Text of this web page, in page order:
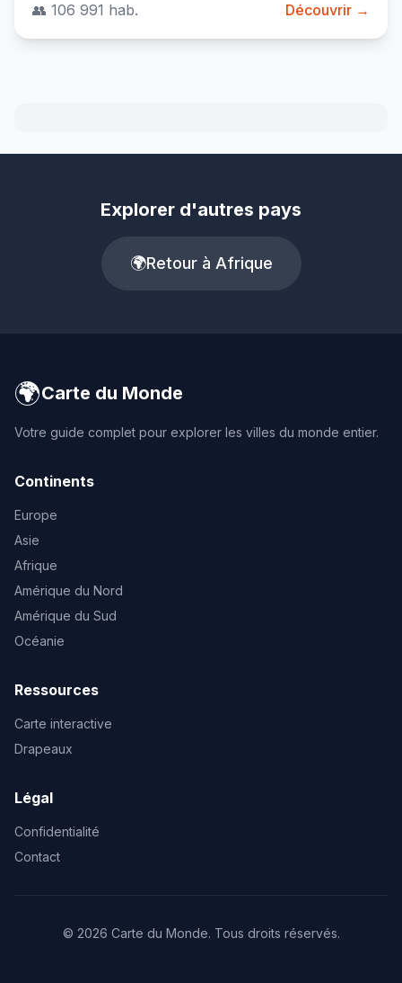
👥 106 991 hab. Découvrir →
Explorer d'autres pays
🌍Retour à Afrique
🌍Carte du Monde
Votre guide complet pour explorer les villes du monde entier.
Continents
Europe
Asie
Afrique
Amérique du Nord
Amérique du Sud
Océanie
Ressources
Carte interactive
Drapeaux
Légal
Confidentialité
Contact
© 2026 Carte du Monde. Tous droits réservés.